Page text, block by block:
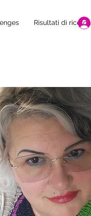
Risultati di ricerca